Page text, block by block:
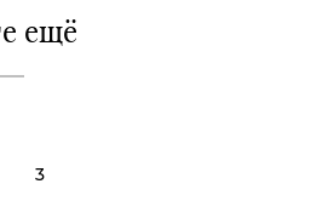
ещё
3